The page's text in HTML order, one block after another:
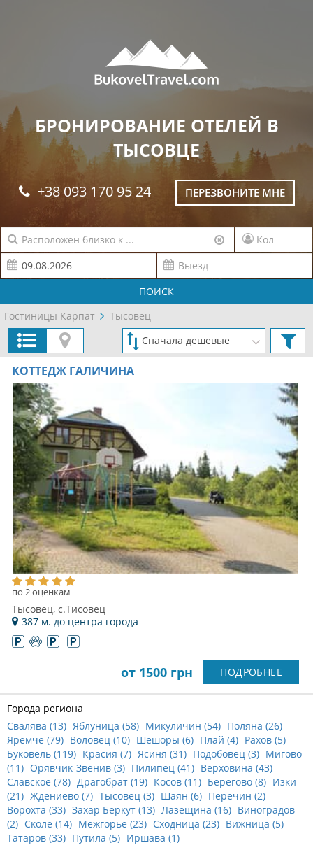
БРОНИРОВАНИЕ ОТЕЛЕЙ В
ТЫСОВЦЕ
+38 093 170 95 24 ПЕРЕЗВОНИТЕ МНЕ
ПОИСК
Гостиницы Карпат
Тысовец
КОТТЕДЖ ГАЛИЧИНА
по 2 оценкам
Тысовец, с.Тисовец
387 м. до центра города
от 1500 грн ПОДРОБНЕЕ
Города региона
Свалява (13) Яблуница (58) Микуличин (54) Поляна (26)
Яремче (79) Воловец (10) Шешоры (6) Плай (4) Рахов (5)
Буковель (119) Красия (7) Ясиня (31) Подобовец (3) Мигово
(11) Орявчик-Звенив (3) Пилипец (41) Верховина (43)
Славское (78) Драгобрат (19) Косов (11) Берегово (8) Изки
(21) Ждениево (7) Тысовец (3) Шаян (6) Перечин (2)
Ворохта (33) Захар Беркут (13) Лазещина (16) Виноградов
(2) Сколе (14) Межгорье (23) Сходница (23) Вижница (5)
Татаров (33) Путила (5) Иршава (1)